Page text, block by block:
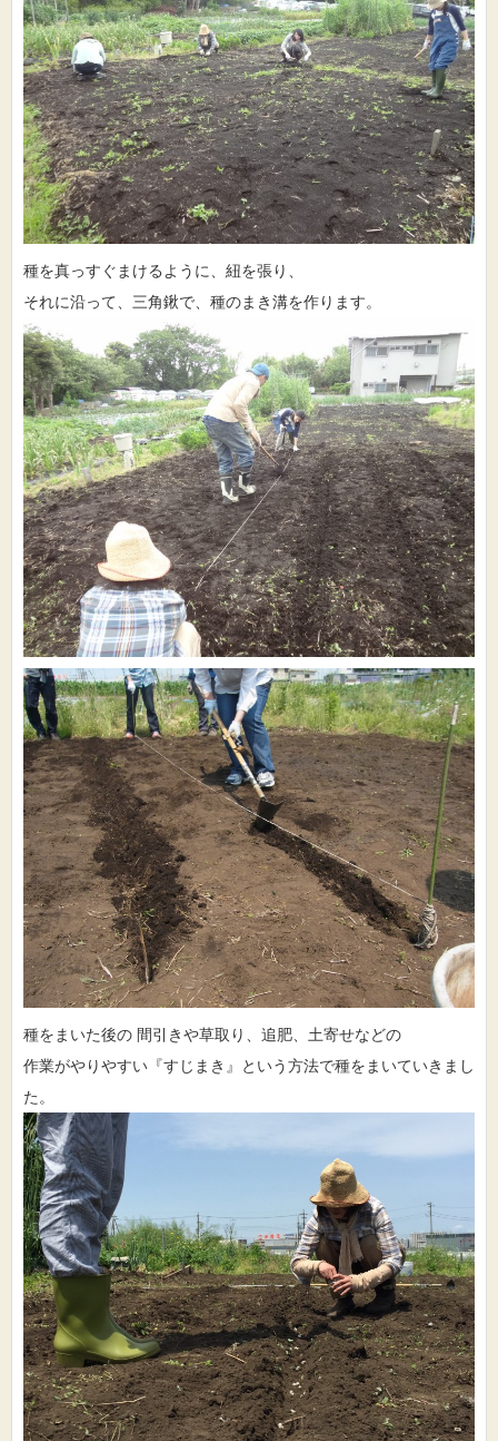
種を真っすぐまけるように、紐を張り、
それに沿って、三角鍬で、種のまき溝を作ります。
種をまいた後の 間引きや草取り、追肥、土寄せなどの
作業がやりやすい『すじまき』という方法で種をまいていきまし
た。